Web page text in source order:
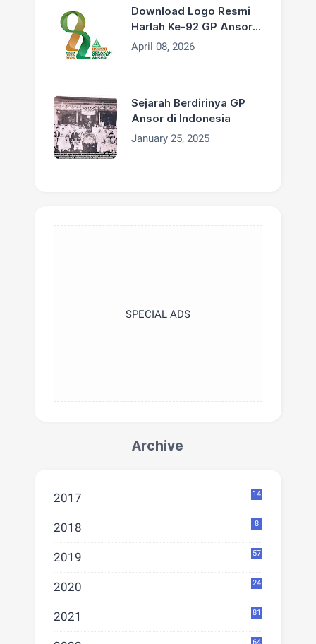
Download Logo Resmi
Harlah Ke-92 GP Ansor
Tahun 2026
April 08, 2026
Sejarah Berdirinya GP
Ansor di Indonesia
January 25, 2025
SPECIAL ADS
Archive
2017 14
2018 8
2019 57
2020 24
2021 81
64